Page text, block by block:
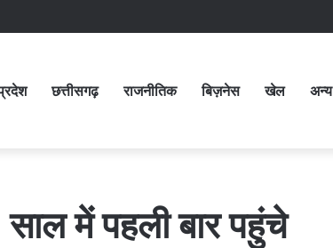
छत्तीसगढ़ राजनीतिक बिज़नेस खेल अन्य
में पहली बार पहुंचे